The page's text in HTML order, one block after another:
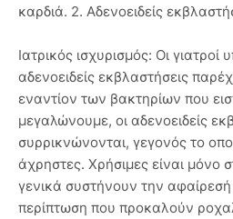
καρδιά. 2. Αδενοειδείς
Ιατρικός ισχυρισμός: Οι γιατροί
αδενοειδείς εκβλαστήσεις
εναντίον των βακτηρίων που
μεγαλώνουμε, οι αδενοειδείς
συρρικνώνονται, γεγονός το
άχρηστες. Χρήσιμες είναι μόνο
γενικά συστήνουν την αφαίρεσή
περίπτωση που προκαλούν